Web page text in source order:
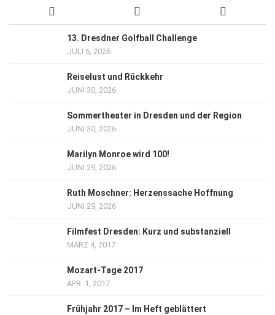
13. Dresdner Golfball Challenge
JULI 6, 2026
Reiselust und Rückkehr
JUNI 30, 2026
Sommertheater in Dresden und der Region
JUNI 30, 2026
Marilyn Monroe wird 100!
JUNI 29, 2026
Ruth Moschner: Herzenssache Hoffnung
JUNI 29, 2026
Filmfest Dresden: Kurz und substanziell
MÄRZ 4, 2017
Mozart-Tage 2017
APR. 1, 2017
Frühjahr 2017 – Im Heft geblättert